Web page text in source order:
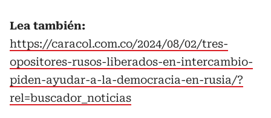
Lea también:
https://caracol.com.co/2024/08/02/tres-
opositores-rusos-liberados-en-intercambio-
piden-ayudar-a-la-democracia-en-rusia/?
rel=buscador_noticias